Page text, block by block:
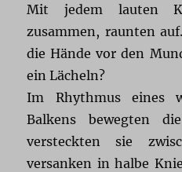
Mit jedem lauten
zusammen, raunten
die Hände vor den
ein Lächeln?
Im Rhythmus eines
Balkens bewegten
versteckten sie
versanken in halbe